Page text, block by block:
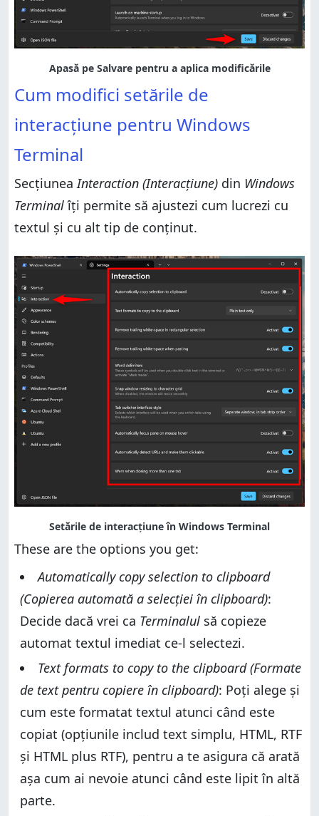
Cum modifici setările de
interacțiune pentru Windows
Terminal
SecțiuneaInteraction (Interacțiune) din Windows
Terminalîți permite să ajustezi cum lucrezi cu
textul și cu alt tip de conținut.
These are the options you get:
Automatically copy selection to clipboard
(Copierea automată a selecției în clipboard):
Decide dacă vrei ca Terminalul să copieze
automat textul imediat ce-l selectezi.
Text formats to copy to the clipboard (Formate
de text pentru copiere în clipboard): Poți alege și
cum este formatat textul atunci când este
copiat (opțiunile includ text simplu, HTML, RTF
și HTML plus RTF), pentru a te asigura că arată
așa cum ai nevoie atunci când este lipit în altă
parte.